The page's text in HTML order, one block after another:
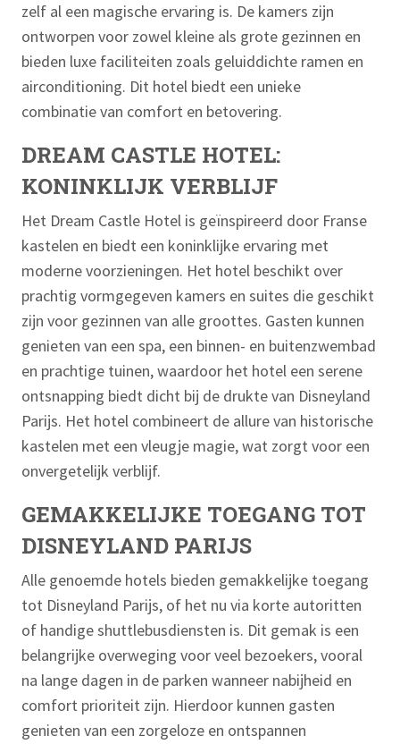
zelf al een magische ervaring is. De kamers zijn
ontworpen voor zowel kleine als grote gezinnen en
bieden luxe faciliteiten zoals geluiddichte ramen en
airconditioning. Dit hotel biedt een unieke
combinatie van comfort en betovering.
DREAM CASTLE HOTEL:
KONINKLIJK VERBLIJF
Het Dream Castle Hotel is geïnspireerd door Franse
kastelen en biedt een koninklijke ervaring met
moderne voorzieningen. Het hotel beschikt over
prachtig vormgegeven kamers en suites die geschikt
zijn voor gezinnen van alle groottes. Gasten kunnen
genieten van een spa, een binnen- en buitenzwembad
en prachtige tuinen, waardoor het hotel een serene
ontsnapping biedt dicht bij de drukte van Disneyland
Parijs. Het hotel combineert de allure van historische
kastelen met een vleugje magie, wat zorgt voor een
onvergetelijk verblijf.
GEMAKKELIJKE TOEGANG TOT
DISNEYLAND PARIJS
Alle genoemde hotels bieden gemakkelijke toegang
tot Disneyland Parijs, of het nu via korte autoritten
of handige shuttlebusdiensten is. Dit gemak is een
belangrijke overweging voor veel bezoekers, vooral
na lange dagen in de parken wanneer nabijheid en
comfort prioriteit zijn. Hierdoor kunnen gasten
genieten van een zorgeloze en ontspannen